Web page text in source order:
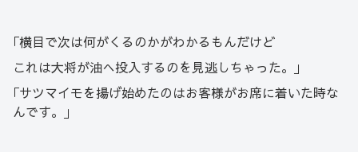
｢横目で次は何がくるのかがわかるもんだけど
これは大将が油へ投入するのを見逃しちゃった。｣
｢サツマイモを揚げ始めたのはお客様がお席に着いた時な
んです。｣